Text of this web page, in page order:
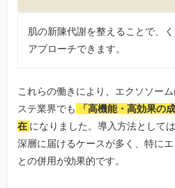
肌の新陳代謝を整えることで、
アプローチできます。
これらの働きにより、エクソソー
ステ業界でも
「高機能・高効果の
在 になりました。導入方法として
深層に届けるケースが多く、特に
との併用が効果的です。